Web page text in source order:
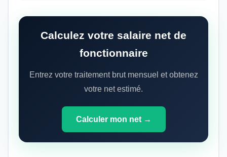
Calculez votre salaire net de
fonctionnaire
Entrez votre traitement brut mensuel et obtenez
votre net estimé.
Calculer mon net →